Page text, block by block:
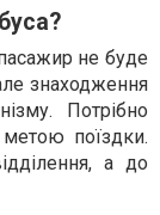
не буде
знаходження
Потрібно
поїздки.
а до